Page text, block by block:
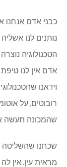
כבני אדם אנחנו
נותנים לנו
הטכנולוגיה
אדם אין לנו
וידאנו
רובוטים, על
שהמכונה תעשה
שכחנו שהשליטה
מראית עין. אין